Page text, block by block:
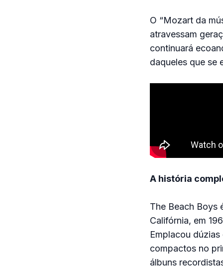
O “Mozart da
atravessam
continuará
daqueles que se
A história
The Beach Boys
Califórnia, em
Emplacou
compactos no
álbuns